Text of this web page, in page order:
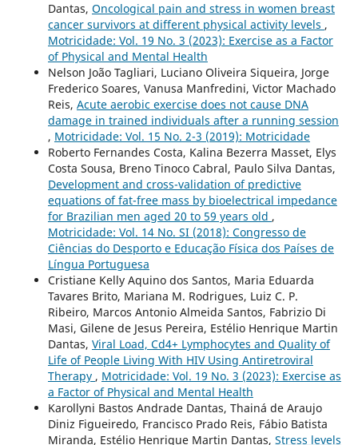
Dantas, Oncological pain and stress in women breast
cancer survivors at different physical activity levels ,
Motricidade: Vol. 19 No. 3 (2023): Exercise as a Factor
of Physical and Mental Health
Nelson João Tagliari, Luciano Oliveira Siqueira, Jorge
Frederico Soares, Vanusa Manfredini, Victor Machado
Reis, Acute aerobic exercise does not cause DNA
damage in trained individuals after a running session
, Motricidade: Vol. 15 No. 2-3 (2019): Motricidade
Roberto Fernandes Costa, Kalina Bezerra Masset, Elys
Costa Sousa, Breno Tinoco Cabral, Paulo Silva Dantas,
Development and cross-validation of predictive
equations of fat-free mass by bioelectrical impedance
for Brazilian men aged 20 to 59 years old ,
Motricidade: Vol. 14 No. SI (2018): Congresso de
Ciências do Desporto e Educação Física dos Países de
Língua Portuguesa
Cristiane Kelly Aquino dos Santos, Maria Eduarda
Tavares Brito, Mariana M. Rodrigues, Luiz C. P.
Ribeiro, Marcos Antonio Almeida Santos, Fabrizio Di
Masi, Gilene de Jesus Pereira, Estélio Henrique Martin
Dantas, Viral Load, Cd4+ Lymphocytes and Quality of
Life of People Living With HIV Using Antiretroviral
Therapy , Motricidade: Vol. 19 No. 3 (2023): Exercise as
a Factor of Physical and Mental Health
Karollyni Bastos Andrade Dantas, Thainá de Araujo
Diniz Figueiredo, Francisco Prado Reis, Fábio Batista
Miranda, Estélio Henrique Martin Dantas, Stress levels